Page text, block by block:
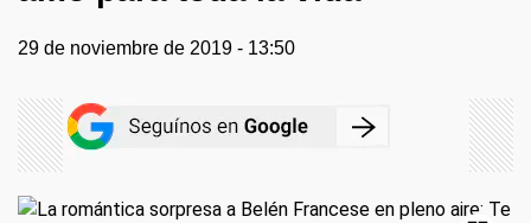
29 de noviembre de 2019 - 13:50